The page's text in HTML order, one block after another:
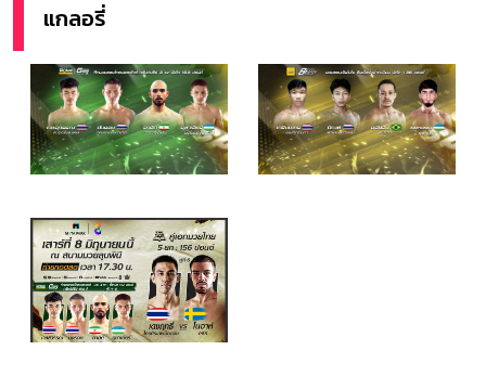
แกลอรี่